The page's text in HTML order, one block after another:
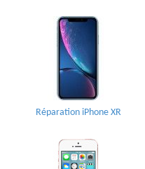
Réparation iPhone XR